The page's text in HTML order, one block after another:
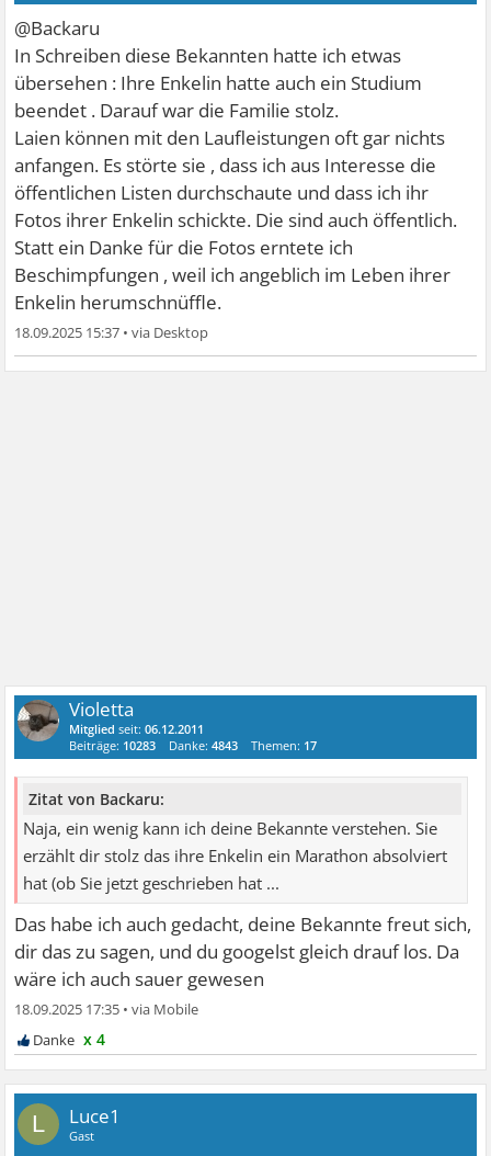
@Backaru
In Schreiben diese Bekannten hatte ich etwas
übersehen : Ihre Enkelin hatte auch ein Studium
beendet . Darauf war die Familie stolz.
Laien können mit den Laufleistungen oft gar nichts
anfangen. Es störte sie , dass ich aus Interesse die
öffentlichen Listen durchschaute und dass ich ihr
Fotos ihrer Enkelin schickte. Die sind auch öffentlich.
Statt ein Danke für die Fotos erntete ich
Beschimpfungen , weil ich angeblich im Leben ihrer
Enkelin herumschnüffle.
18.09.2025 15:37 •
Violetta
Mitglied seit:06.12.2011
Beiträge: 10283 Danke:4843 Themen: 17
Zitat von Backaru:
Naja, ein wenig kann ich deine Bekannte verstehen. Sie
erzählt dir stolz das ihre Enkelin ein Marathon absolviert
hat (ob Sie jetzt geschrieben hat ...
Das habe ich auch gedacht, deine Bekannte freut sich,
dir das zu sagen, und du googelst gleich drauf los. Da
wäre ich auch sauer gewesen
18.09.2025 17:35 •
x 4
L Luce1
Gast